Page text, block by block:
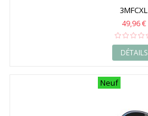
3MFCXL
49,96 €
DÉTAILS
Neuf